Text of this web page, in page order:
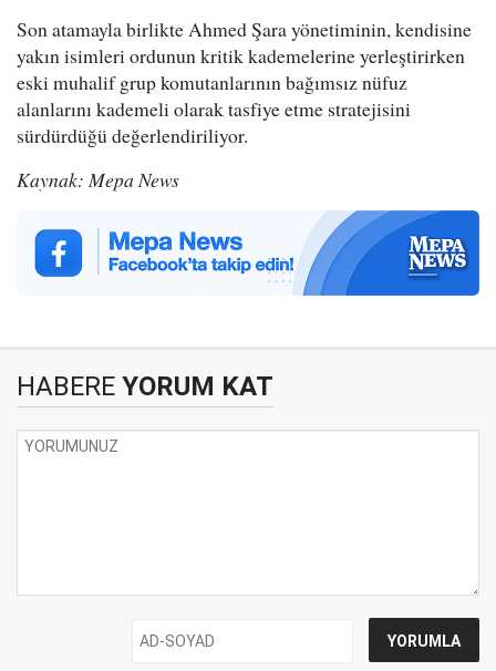
Son atamayla birlikte Ahmed Şara yönetiminin, kendisine
yakın isimleri ordunun kritik kademelerine yerleştirirken
eski muhalif grup komutanlarının bağımsız nüfuz
alanlarını kademeli olarak tasfiye etme stratejisini
sürdürdüğü değerlendiriliyor.
Kaynak: Mepa News
HABERE YORUM KAT